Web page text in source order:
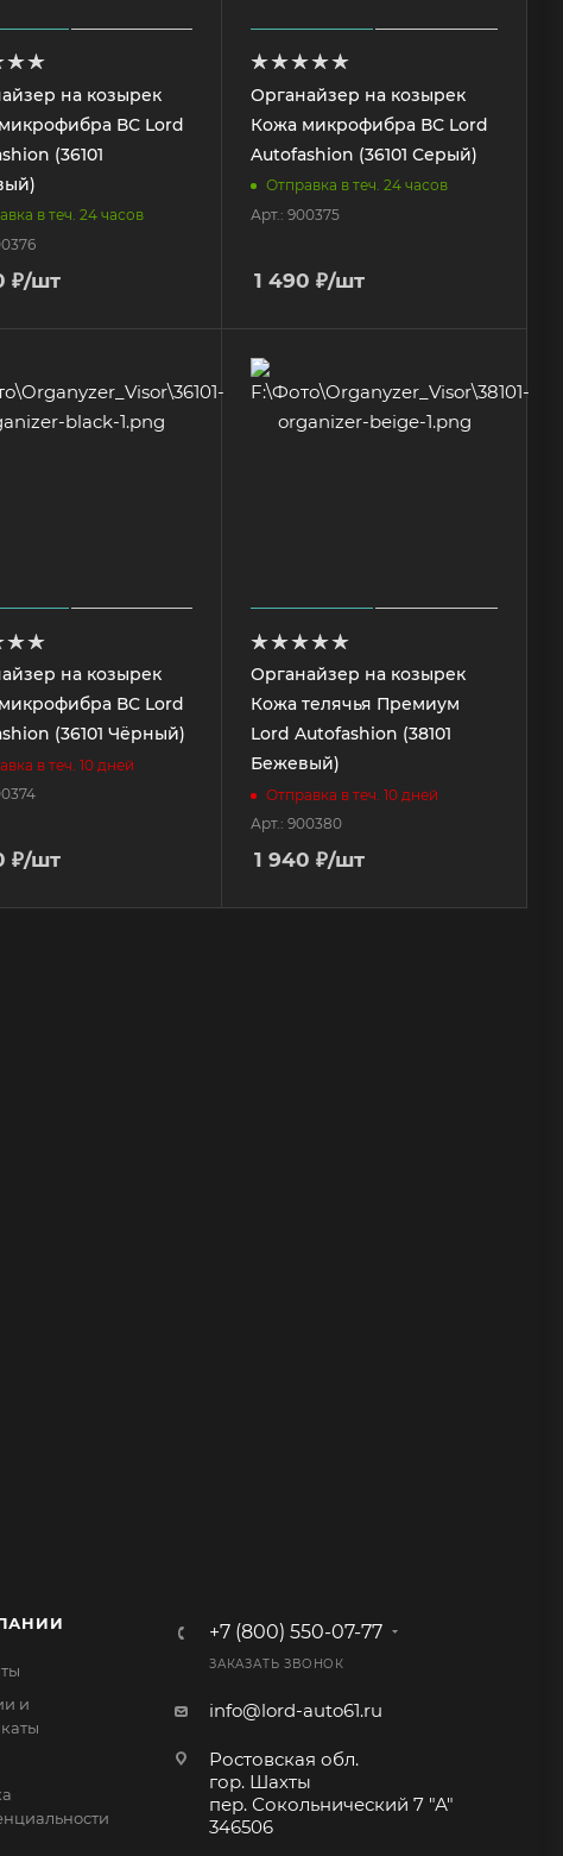
на козырек
ВС Lord
(36101
в теч. 24 часов
₽/шт
Органайзер на козырек
Кожа микрофибра ВС Lord
Autofashion (36101 Серый)
Отправка в теч. 24 часов
Арт.: 900375
1 490 ₽/шт
на козырек
ВС Lord
(36101 Чёрный)
в теч. 10 дней
₽/шт
Органайзер на козырек
Кожа телячья Премиум
Lord Autofashion (38101
Бежевый)
Отправка в теч. 10 дней
Арт.: 900380
1 940 ₽/шт
и
+7 (800) 550-07-77
ЗАКАЗАТЬ ЗВОНОК
info@lord-auto61.ru
Ростовская обл.
гор. Шахты
пер. Сокольнический 7 "А"
346506